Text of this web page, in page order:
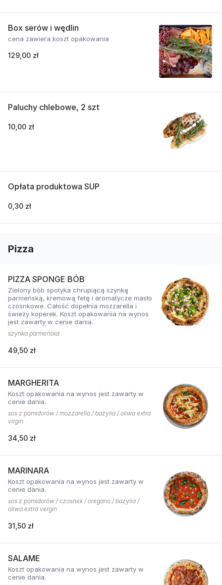
Box serów i wędlin
cena zawiera koszt opakowania
129,00 zł
Paluchy chlebowe, 2 szt
10,00 zł
Opłata produktowa SUP
0,30 zł
Pizza
PIZZA SPONGE BÓB
Zielony bób spotyka chrupiącą szynkę
parmeńską, kremową fetę i aromatycze masło
czosnkowe. Całość dopełnia mozzarella i
świeży koperek. Koszt opakowania na wynos
jest zawarty w cenie dania.
szynka parmeńska
49,50 zł
MARGHERITA
Koszt opakowania na wynos jest zawarty w
cenie dania.
sos z pomidorów / mozzarella / bazylia / oliwa extra
virgin
34,50 zł
MARINARA
Koszt opakowania na wynos jest zawarty w
cenie dania.
sos z pomidorów / czosnek / oregano / bazylia /
oliwa extra vergin
31,50 zł
SALAME
Koszt opakowania na wynos jest zawarty w
cenie dania.